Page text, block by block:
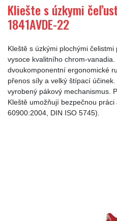
Kliešte s úzkymi
1841AVDE-22
Kleště s úzkými plochými
vysoce kvalitního chrom-
dvoukomponentní ergonomické
přenos síly a velký štípací
vyrobený pákový mechanismus.
Kleště umožňují bezpečnou
60900:2004, DIN ISO 5745).